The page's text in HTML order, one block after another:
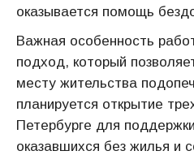
оказывается помощь
Важная особенность
подход, который
месту жительства
планируется открытие
Петербурге для
оказавшихся без жилья и